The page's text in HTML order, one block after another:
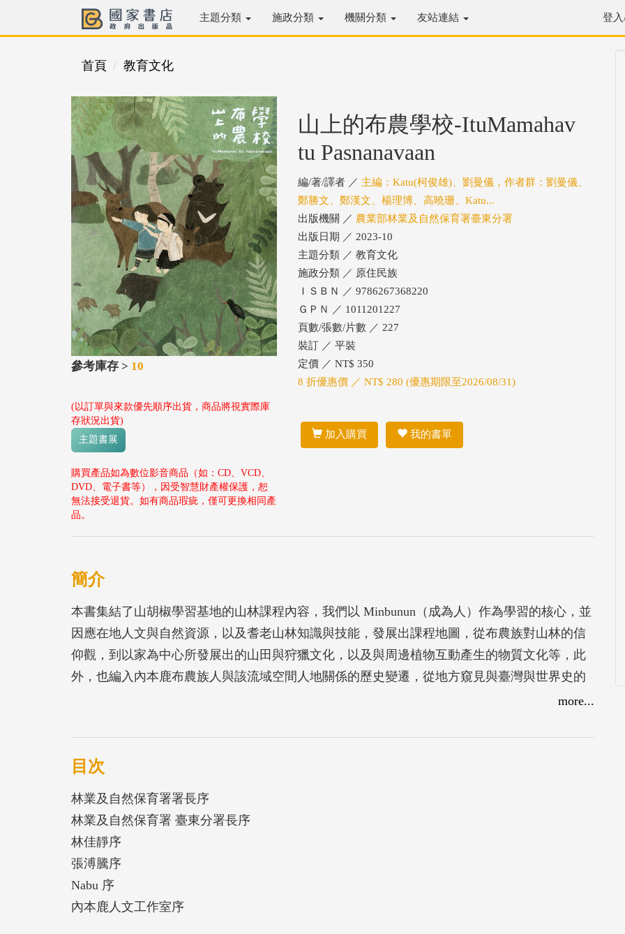
主題分類 施政分類 機關分類 友站連結 登
首頁 教育文化
參考庫存 > 10
(以訂單與來款優先順序出貨，商品將視實際庫
存狀況出貨)
主題書展
購買產品如為數位影音商品（如：CD、VCD、
DVD、電子書等），因受智慧財產權保護，恕
無法接受退貨。如有商品瑕疵，僅可更換相同產
品。
山上的布農學校-ItuMamahav
tu Pasnanavaan
編/著/譯者 ／ 主編：Katu(柯俊雄)、劉曼儀，作者群：劉曼儀、
鄭勝文、鄭漢文、楊理博、高曉珊、Katu...
出版機關 ／ 農業部林業及自然保育署臺東分署
出版日期 ／ 2023-10
主題分類 ／ 教育文化
施政分類 ／ 原住民族
ＩＳＢＮ ／ 9786267368220
ＧＰＮ ／ 1011201227
頁數/張數/片數 ／ 227
裝訂 ／ 平裝
定價 ／ NT$ 350
8 折優惠價 ／ NT$ 280 (優惠期限至2026/08/31)
加入購買 我的書單
簡介
本書集結了山胡椒學習基地的山林課程內容，我們以 Minbunun（成為人）作為學習的核心，並
因應在地人文與自然資源，以及耆老山林知識與技能，發展出課程地圖，從布農族對山林的信
仰觀，到以家為中心所發展出的山田與狩獵文化，以及與周邊植物互動產生的物質文化等，此
外，也編入內本鹿布農族人與該流域空間人地關係的歷史變遷，從地方窺見與臺灣與世界史的
more...
目次
林業及自然保育署署長序
林業及自然保育署 臺東分署長序
林佳靜序
張溥騰序
Nabu 序
內本鹿人文工作室序